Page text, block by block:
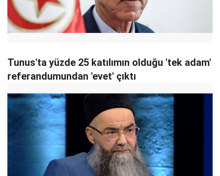
Tunus'ta yüzde 25 katılımın olduğu 'tek adam'
referandumundan 'evet' çıktı